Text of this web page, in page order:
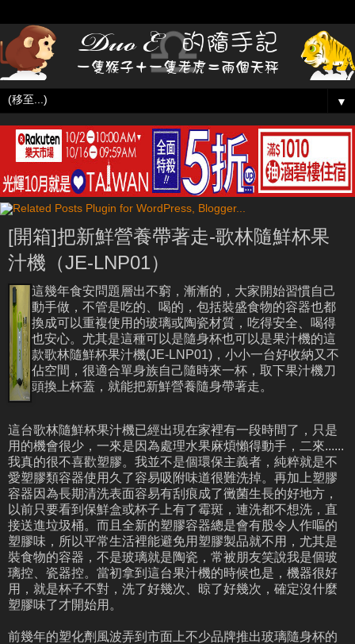
▼
[開箱]把新鮮營養帶著走-歌林隨鮮杯果
汁機（JE-LNP01）
這幾年食安問題層出不窮，漸漸的，大家開始習慣自己
動手做，不管是吃的、喝的，包括裝盛食物的容器也都
換成可以重複使用的玻璃或陶瓷材質，吃得安全、喝得
也安心。尤其是這種可以是隨身杯也可以是果汁機的這
款歌林隨鮮杯果汁機(JE-LNP01)，小小一台好收納又不
佔空間，很適合單身族自己隨時來一杯，取下果汁機刀
頭換上杯蓋，就能把新鮮營養隨身帶著走。
這台歌林隨鮮杯果汁機已經出現在家裡有一段時間了，只是
用的機會很少，一來是因為處理水果麻煩懶得動手，二來......
我真的很不喜歡塑膠。我並不是個環保主義者，純粹就是不
愛塑膠類容器使用久了容易吸附味道很難洗掉。再加上塑膠
容器因為長期清洗表面容易有刮痕成了黴菌生長的好地方，
以前只要看到保鮮盒或杯子上有了霉斑，連洗都不想洗，直
接送進垃圾桶。而且全新的塑膠容器總是會有股令人作嘔的
塑膠味，所以平常生活裡能避免用塑膠製品就不用，尤其是
裝食物的容器，不是玻璃就是陶瓷，常被朋友笑說我是個玻
璃控、瓷器控。當初拿到這台果汁機的時候也是，機器很好
用，就是杯子不對，洗了好幾次、晾了好幾次，確定沒什麼
塑膠味了才開始用。
前幾年的塑化劑風波弄到市面上不少品牌推出玻璃隨身杯的